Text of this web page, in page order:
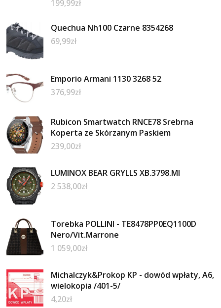
199,99zł
Quechua Nh100 Czarne 8354268
69,99zł
Emporio Armani 1130 3268 52
376,99zł
Rubicon Smartwatch RNCE78 Srebrna
Koperta ze Skórzanym Paskiem
239,00zł
LUMINOX BEAR GRYLLS XB.3798.MI
2 538,00zł
Torebka POLLINI - TE8478PP0EQ1100D
Nero/Vit.Marrone
1 059,00zł
Michalczyk&Prokop KP - dowód wpłaty, A6,
wielokopia /401-5/
4,20zł